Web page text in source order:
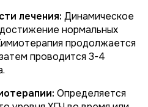
лечения: Динамическое
нормальных
продолжается
проводится 3-4
Определяется